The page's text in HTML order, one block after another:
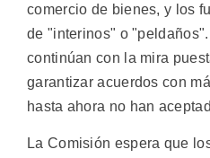
comercio de bienes, y los
de "interinos" o
continúan con la mira
garantizar acuerdos con
hasta ahora no han
La Comisión espera que